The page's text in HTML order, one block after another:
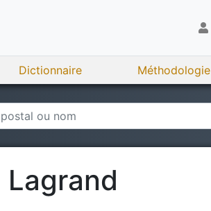
Dictionnaire Méthodologie
Lagrand